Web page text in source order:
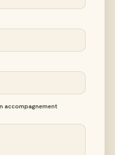
accompagnement